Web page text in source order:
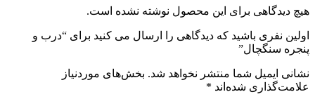
هیچ دیدگاهی برای این محصول نوشته نشده است.
اولین نفری باشید که دیدگاهی را ارسال می کنید برای “درب و
پنجره سنگچال”
نشانی ایمیل شما منتشر نخواهد شد. بخش‌های موردنیاز
علامت‌گذاری شده‌اند *